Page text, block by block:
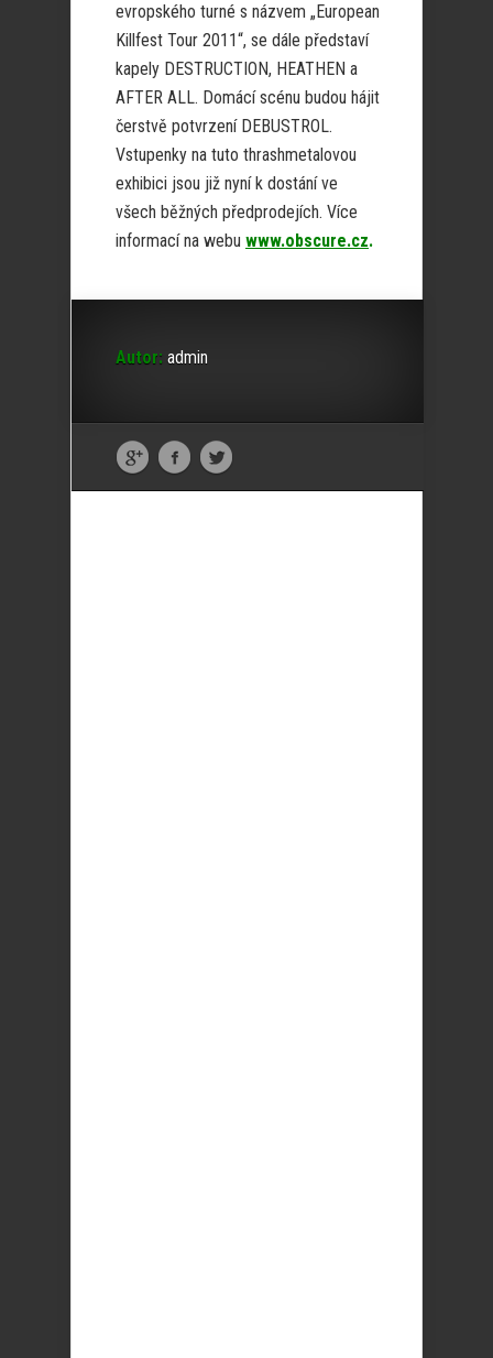
evropského turné s názvem „European
Killfest Tour 2011“, se dále představí
kapely DESTRUCTION, HEATHEN a
AFTER ALL. Domácí scénu budou hájit
čerstvě potvrzení DEBUSTROL.
Vstupenky na tuto thrashmetalovou
exhibici jsou již nyní k dostání ve
všech běžných předprodejích. Více
informací na webu www.obscure.cz.
Autor: admin